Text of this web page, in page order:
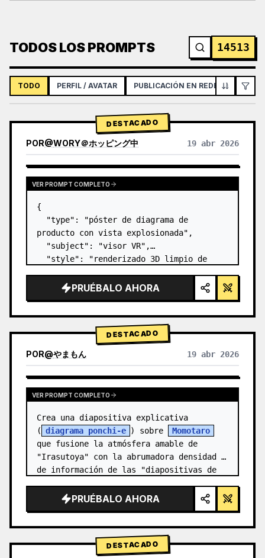
TODOS LOS PROMPTS 14513
TODO PERFIL / AVATAR PUBLICACIÓN EN REDES SOCIALES
DESTACADO
POR@WORY＠ホッピング中 19 abr 2026
VER PROMPT COMPLETO
{
  "type": "póster de diagrama de
producto con vista explosionada",
  "subject": "visor VR",
  "style": "renderizado 3D limpio de
detalles brillantes",
  "background": "{argument
PRUÉBALO AHORA
DESTACADO
POR@やまもん 19 abr 2026
VER RESULTADOS DE OTROS MODELOS
VER PROMPT COMPLETO
Crea una diapositiva explicativa
( diagrama ponchi-e ) sobre
Momotaro
que fusione la atmósfera amable de
"Irasutoya" con la abrumadora densidad
de información de las "diapositivas de
PRUÉBALO AHORA
DESTACADO